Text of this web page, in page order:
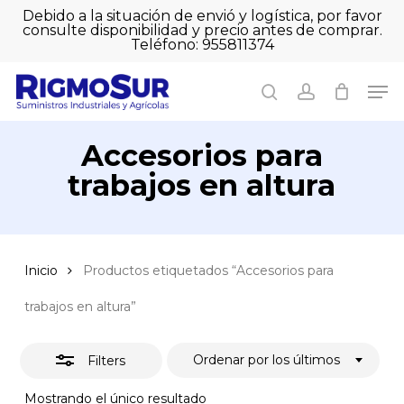
SkipDebido a la situación de envió y logística, por favor
consulte disponibilidad y precio antes de comprar.
Teléfono: 955811374
searchaccount
Cart Close
Accesorios para
trabajos en altura
Inicio Productos etiquetados “Accesorios para
trabajos en altura”
Filters
Mostrando el único resultado
Ordenar por los últimos
Close